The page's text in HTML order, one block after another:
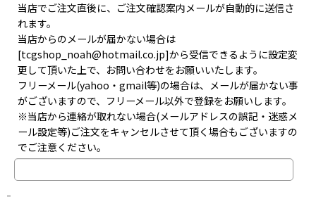
当店でご注文直後に、ご注文確認案内メールが自動的に送信さ
れます。
当店からのメールが届かない場合は
[tcgshop_noah@hotmail.co.jp]から受信できるように設定変
更して頂いた上で、お問い合わせをお願いいたします。
フリーメール(yahoo・gmail等)の場合は、メールが届かない事
がございますので、フリーメール以外で登録をお願いします。
※当店から連絡が取れない場合(メールアドレスの誤記・迷惑メ
ール設定等)ご注文をキャンセルさせて頂く場合もございますの
でご注意ください。